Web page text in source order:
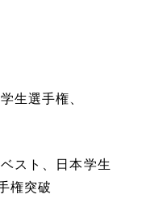
生選手権、
スト、日本学生
権突破